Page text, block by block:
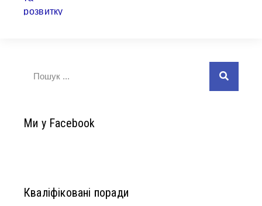
Ми у Facebook
Кваліфіковані поради